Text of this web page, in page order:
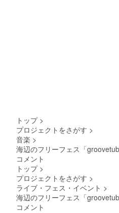
トップ >
プロジェクトをさがす >
音楽 >
海辺のフリーフェス「
コメント
トップ >
プロジェクトをさがす >
ライブ・フェス・イベント >
海辺のフリーフェス「
コメント